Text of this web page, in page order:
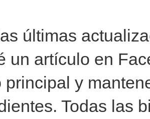
últimas
un artículo en
principal y
Todas las